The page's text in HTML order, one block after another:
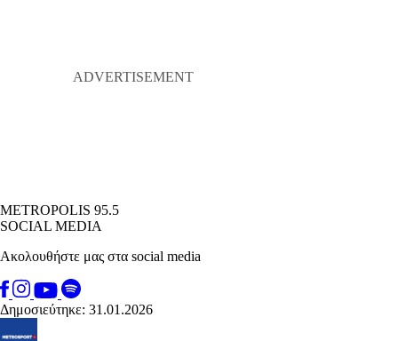
METROPOLIS 95.5
SOCIAL MEDIA
Ακολουθήστε μας στα social media
Δημοσιεύτηκε: 31.01.2026